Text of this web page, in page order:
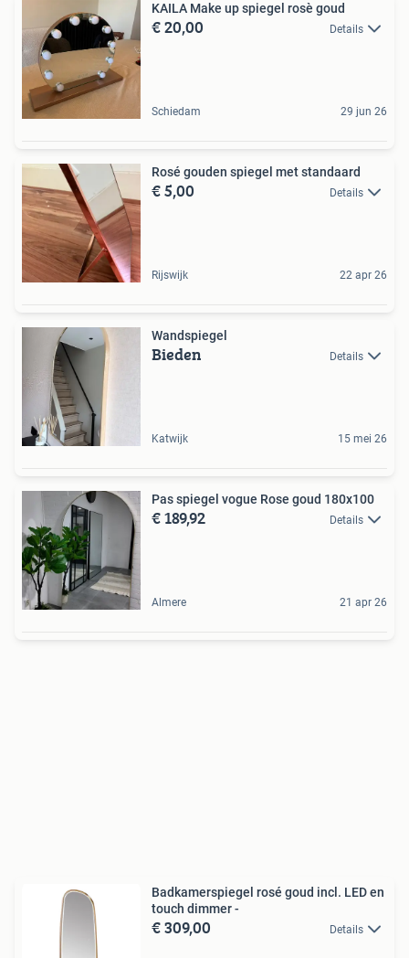
KAILA Make up spiegel rosè goud
€ 20,00 Details
Schiedam 29 jun 26
Rosé gouden spiegel met standaard
€ 5,00 Details
Rijswijk 22 apr 26
Wandspiegel
Bieden Details
Katwijk 15 mei 26
Pas spiegel vogue Rose goud 180x100
€ 189,92 Details
Almere 21 apr 26
Badkamerspiegel rosé goud incl. LED en
touch dimmer -
€ 309,00 Details